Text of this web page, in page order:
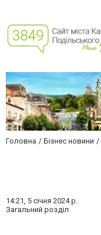
Головна Бізнес новини
14:21, 5 січня 2024 р.
Загальний розділ